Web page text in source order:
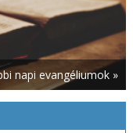
napi evangéliumok »